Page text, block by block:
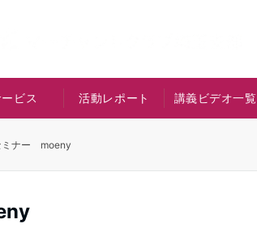
ビス 活動レポート 講義ビデオ一覧
ナー moeny